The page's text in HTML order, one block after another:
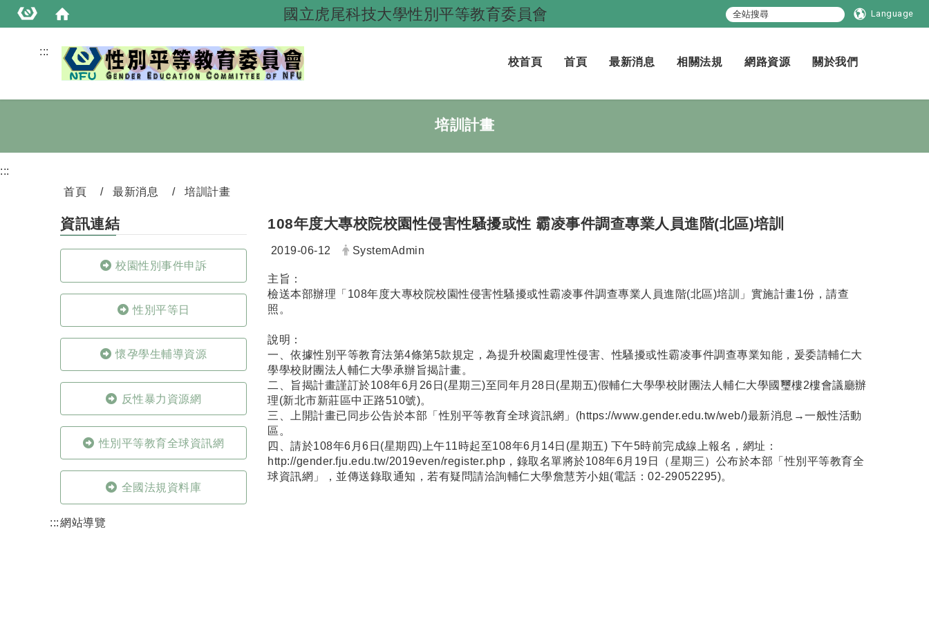
國立虎尾科技大學性別平等教育委員會 Language
:::
校首頁
首頁 最新消息 相關法規 網路資源 關於我們
培訓計畫
:::
首頁
最新消息 培訓計畫
資訊連結
校園性別事件申訴
性別平等日
懷孕學生輔導資源
反性暴力資源網
性別平等教育全球資訊網
全國法規資料庫
:::網站導覽
108年度大專校院校園性侵害性騷擾或性 霸凌事件調查專業人員進階(北區)培訓
日期：
2019-06-12 發布者：
SystemAdmin
主旨：
檢送本部辦理「108年度大專校院校園性侵害性騷擾或性霸凌事件調查專業人員進階(北區)培訓」實施計畫1份，請查
照。
說明：
一、依據性別平等教育法第4條第5款規定，為提升校園處理性侵害、性騷擾或性霸凌事件調查專業知能，爰委請輔仁大
學學校財團法人輔仁大學承辦旨揭計畫。
二、旨揭計畫謹訂於108年6月26日(星期三)至同年月28日(星期五)假輔仁大學學校財團法人輔仁大學國璽樓2樓會議廳辦
理(新北市新莊區中正路510號)。
三、上開計畫已同步公告於本部「性別平等教育全球資訊網」(https://www.gender.edu.tw/web/)最新消息→一般性活動
區。
四、請於108年6月6日(星期四)上午11時起至108年6月14日(星期五) 下午5時前完成線上報名，網址：
http://gender.fju.edu.tw/2019even/register.php ，錄取名單將於108年6月19日（星期三）公布於本部「性別平等教育全
球資訊網」，並傳送錄取通知，若有疑問請洽詢輔仁大學詹慧芳小姐(電話：02-29052295)。